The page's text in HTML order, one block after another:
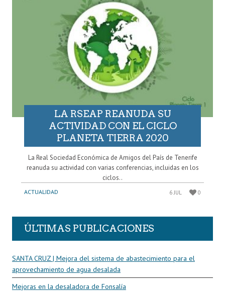
LA RSEAP REANUDA SU
ACTIVIDAD CON EL CICLO
PLANETA TIERRA 2020
La Real Sociedad Económica de Amigos del País de Tenerife
reanuda su actividad con varias conferencias, incluidas en los
ciclos..
ACTUALIDAD 6 JUL 0
ÚLTIMAS PUBLICACIONES
SANTA CRUZ | Mejora del sistema de abastecimiento para el
aprovechamiento de agua desalada
Mejoras en la desaladora de Fonsalía